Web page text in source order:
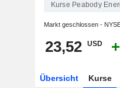
Kurse Peabody
Markt geschlossen -
23,52 USD
Übersicht Kurse